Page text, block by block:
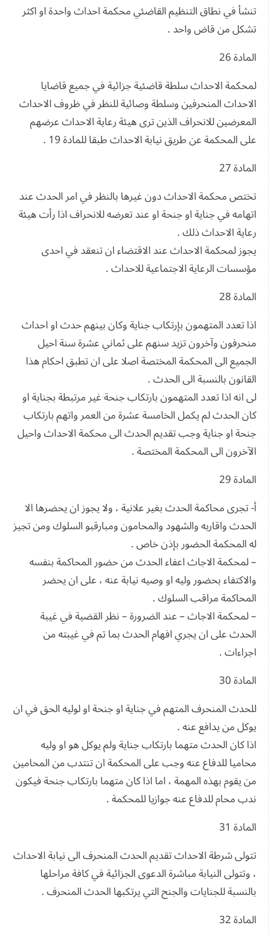
تنشأ في نطاق التنظيم القاضئي محكمة احداث واحدة او اكثر
تشكل من قاض واحد .
المادة 26
لمحكمة الاحداث سلطة قاضئية جزائية في جميع قاضايا
الاحداث المنحرفين وسلطة وصائية للنظر في ظروف الاحداث
المعرضين للانحراف الذين ترى هيئة رعاية الاحداث عرضهم
على المحكمة عن طريق نيابة الاحداث طبقا للمادة 19 .
المادة 27
تختص محكمة الاحداث دون غيرها بالنظر في امر الحدث عند
اتهامه في جناية او جنحة او عند تعرضه للانحراف اذا رأت هيئة
رعاية الاحداث ذلك .
يجوز لمحكمة الاحداث عند الاقتضاء ان تنعقد في احدى
مؤسسات الرعاية الاجتماعية للاحداث .
المادة 28
اذا تعدد المتهمون بإرتكاب جناية وكان بينهم حدث او احداث
منحرفون وآخرون تزيد سنهم على ثماني عشرة سنة احيل
الجميع الى المحكمة المختصة اصلا على ان تطبق احكام هذا
القانون بالنسبة الى الحدث .
لى انه اذا تعدد المتهمون بارتكاب جنحة غير مرتبطة بجناية او
كان الحدث لم يكمل الخامسة عشرة من العمر واتهم بارتكاب
جنحة او جناية وجب تقديم الحدث الى محكمة الاحداث واحيل
الآخرون الى المحكمة المختصة .
المادة 29
أ- تجرى محاكمة الحدث بغير علانية ، ولا يجوز ان يحضرها الا
الحدث واقاربه والشهود والمحامون ومبارقبو السلوك ومن تجيز
له المحكمة الحضور بإذن خاص .
– لمحكمة الاجاث اعفاء الحدث من حضور المحاكمة بنفسه
والاكتفاء بحضور وليه او وصيه نيابة عنه ، على ان يحضر
المحاكمة مراقب السلوك .
– لمحكمة الاجاث – عند الضرورة – نظر القضية في غيبة
الحدث على ان يجري افهام الحدث بما تم في غيبته من
اجراءات .
المادة 30
للحدث المنحرف المتهم في جناية او جنحة او لوليه الحق في ان
يوكل من يدافع عنه .
اذا كان الحدث متهما بارتكاب جناية ولم يوكل هو او وليه
محاميا للدفاع عنه وجب على المحكمة ان تنتدب من المحامين
من يقوم بهذه المهمة ، اما اذا كان متهما بارتكاب جنحة فيكون
ندب محام للدفاع عنه جوازيا للمحكمة .
المادة 31
تتولى شرطة الاحداث تقديم الحدث المنحرف الى نيابة الاحداث
، وتتولى النيابة مباشرة الدعوى الجزائية في كافة مراحلها
بالنسبة للجنايات والجنح التي يرتكبها الحدث المنحرف .
المادة 32